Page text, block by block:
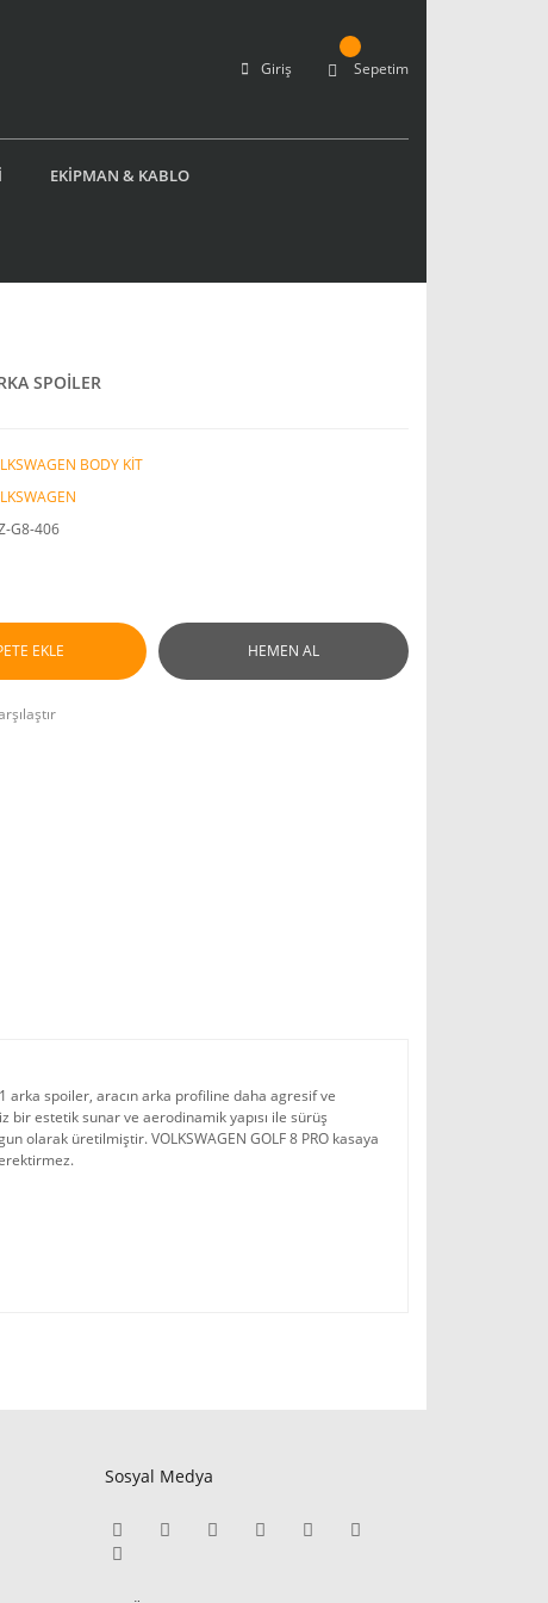
Giriş Sepetim
EKİPMAN & KABLO
SPOİLER
BODY KİT
G8-406
EKLE HEMEN AL
arka spoiler, aracın arka profiline daha agresif ve
bir estetik sunar ve aerodinamik yapısı ile sürüş
olarak üretilmiştir. VOLKSWAGEN GOLF 8 PRO kasaya
Sosyal Medya